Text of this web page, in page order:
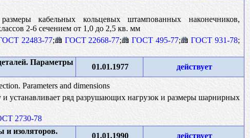
кабельных кольцевых штампованных наконечников,
2-6 сечением от 1,0 до 2,5 кв. мм
22483-77; ГОСТ 22668-77; ГОСТ 495-77; ГОСТ 931-78;
Параметры
01.01.1977 действует
Parameters and dimensions
устанавливает ряд разрушающих нагрузок и размеры шарнирных
2730-78
и изоляторов.
01.01.1990 действует